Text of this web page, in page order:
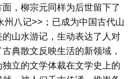
柳宗元同样为后世留下了
州八记>>；已成为中国古代山
山水游记，生动表达了人对
典散文反映生活的新领域，
立的文学体裁在文学史上的